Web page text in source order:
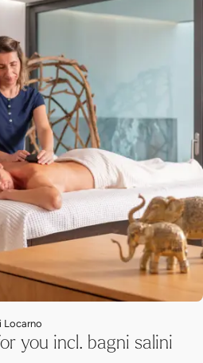
Locarno
you incl. bagni salini